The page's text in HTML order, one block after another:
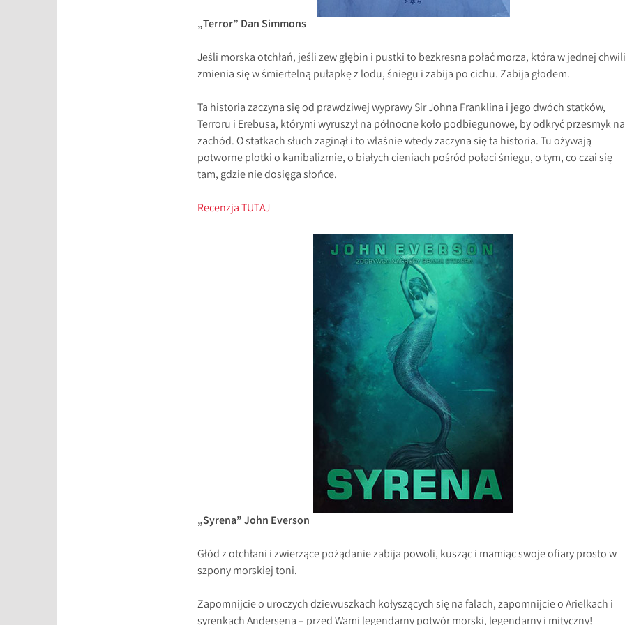
„Terror” Dan Simmons
Jeśli morska otchłań, jeśli zew głębin i pustki to bezkresna połać morza, która w jednej chwili
zmienia się w śmiertelną pułapkę z lodu, śniegu i zabija po cichu. Zabija głodem.
Ta historia zaczyna się od prawdziwej wyprawy Sir Johna Franklina i jego dwóch statków,
Terroru i Erebusa, którymi wyruszył na północne koło podbiegunowe, by odkryć przesmyk na
zachód. O statkach słuch zaginął i to właśnie wtedy zaczyna się ta historia. Tu ożywają
potworne plotki o kanibalizmie, o białych cieniach pośród połaci śniegu, o tym, co czai się
tam, gdzie nie dosięga słońce.
Recenzja TUTAJ
„Syrena” John Everson
Głód z otchłani i zwierzące pożądanie zabija powoli, kusząc i mamiąc swoje ofiary prosto w
szpony morskiej toni.
Zapomnijcie o uroczych dziewuszkach kołyszących się na falach, zapomnijcie o Arielkach i